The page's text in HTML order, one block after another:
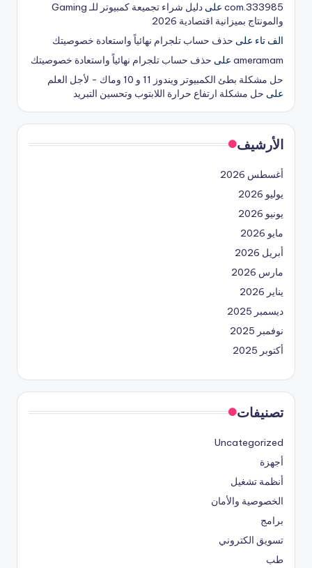
333985.com
على
دليل شراء تجميعة كمبيوتر للـ Gaming
والمونتاج بميزانية اقتصادية 2026
الف تاء على حذف حساب تلجرام نهائياً واستعادة خصوصيتك
ameramam على حذف حساب تلجرام نهائياً واستعادة خصوصيتك
حل مشكلة بطئ الكمبيوتر ويندوز 11 و 10 وماك - لأجل العلم
على حل مشكلة ارتفاع حرارة اللابتوب وتحسين التبريد
الأرشيف
أغسطس 2026
يوليو 2026
يونيو 2026
مايو 2026
أبريل 2026
مارس 2026
يناير 2026
ديسمبر 2025
نوفمبر 2025
أكتوبر 2025
تصنيفات
Uncategorized
أجهزة
أنظمة تشغيل
الخصوصية والأمان
برامج
تسويق الكتروني
طب